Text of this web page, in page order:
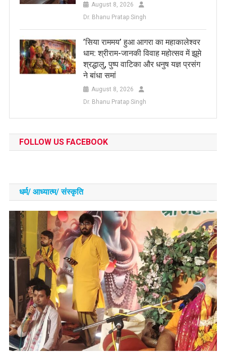
August 8, 2026
Dr. Bhanu Pratap Singh
​’सिया राममय’ हुआ आगरा का महाकालेश्वर
धाम: श्रीराम-जानकी विवाह महोत्सव में झूमे
श्रद्धालु, पुष्प वाटिका और धनुष यज्ञ प्रसंग
ने बांधा समां
August 8, 2026
Dr. Bhanu Pratap Singh
FOLLOW US FACEBOOK
धर्म/ आध्‍यात्‍म/ संस्‍कृति